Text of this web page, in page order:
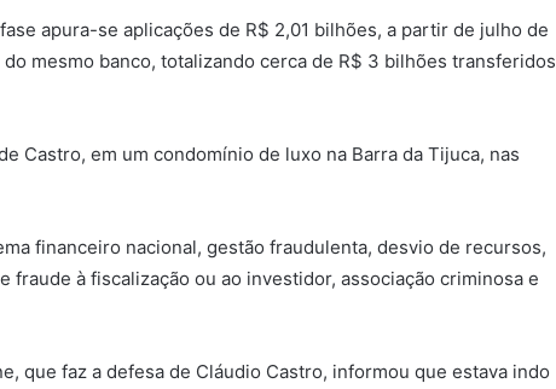
apura-se aplicações de R$ 2,01 bilhões, a partir de julho de
mesmo banco, totalizando cerca de R$ 3 bilhões transferidos
Castro, em um condomínio de luxo na Barra da Tijuca, nas
financeiro nacional, gestão fraudulenta, desvio de recursos,
fraude à fiscalização ou ao investidor, associação criminosa e
que faz a defesa de Cláudio Castro, informou que estava indo